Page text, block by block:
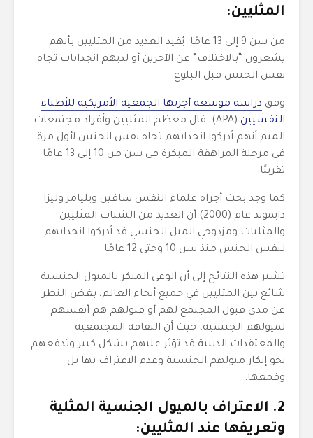
المثليين:
من سن 9 إلى 13 عامًا: يُفيد العديد من المثليين بأنهم
يشعرون “بالاختلاف” عن الآخرين أو لديهم انجذابات تجاه
نفس الجنس قبل البلوغ.
وفق دراسة موسعة أجرتها الجمعية الأمريكية للأطباء
النفسيين
(APA)، قال معظم المثليين وأفراد مجتمعات
الميم أنهم أدركوا انجذابهم تجاه نفس الجنس لأول مرة
في مرحلة المراهقة المبكرة في سن من 10 إلى 13 عامًا
تقريبًا.
كما وجد بحث أجراه علماء النفس سافين ويليامز وليزا
دايموند عام (2000) أن العديد من الشباب المثليين
والمثليات ومزدوجي الميل الجنسي قد أدركوا انجذابهم
لنفس الجنس منذ سن 10 وحتى 12 عامًا.
تشير هذه النتائج إلى أن الوعي المبكر بالميول الجنسية
شائع بين المثليين في جميع أنحاء العالم، بغض النظر
عن مدى قبول المجتمع لهم أو قبولهم هم أنفسهم
لميولهم الجنسية، حيث أن الثقافة المجتمعية
والمعتقدات الدينية قد تؤثر عليهم بشكل كبير وتدفعهم
نحو إنكار ميولهم الجنسية وعدم الاعتراف بها بل
وقمعها.
2. الاعتراف بالميول الجنسية المثلية
وتعريفها عند المثليين: